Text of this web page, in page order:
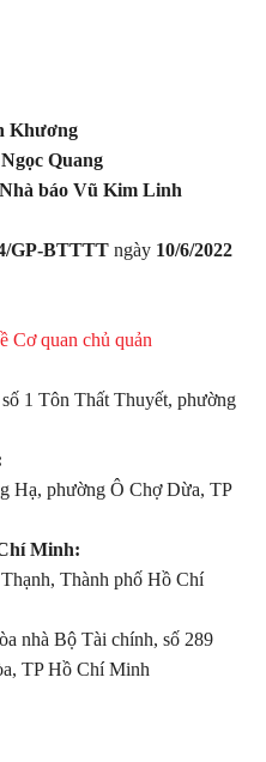
Khương
Quang
Nhà báo Vũ Kim Linh
GP-BTTTT ngày 10/6/2022
Cơ quan chủ quản
1 Tôn Thất Thuyết, phường
Hạ, phường Ô Chợ Dừa, TP
Minh:
Thành phố Hồ Chí
nhà Bộ Tài chính, số 289
TP Hồ Chí Minh